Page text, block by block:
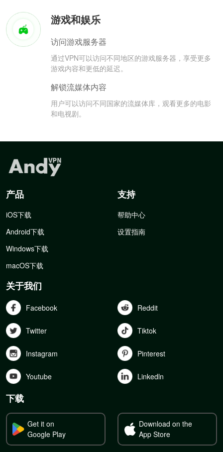
游戏和娱乐
访问游戏服务器
通过VPN可以访问不同地区的游戏服务器，享受更多
游戏内容和更低的延迟。
解锁流媒体内容
用户可以访问不同国家的流媒体库，观看更多的电影
和电视剧。
产品
iOS下载
Android下载
Windows下载
macOS下载
支持
帮助中心
设置指南
关于我们
Facebook Reddit
Twitter Tiktok
Instagram Pinterest
Youtube Linkedln
下载
Get it on
Google Play
Download on the
App Store